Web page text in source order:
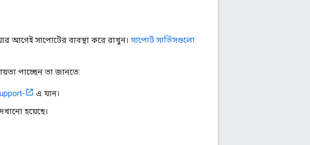
সাপোর্টের ব্যবস্থা করে রাখুন। সাপোর্ট সার্ভিসগুলো
পাচ্ছেন তা জানতে:
এ যান।
হয়েছে।